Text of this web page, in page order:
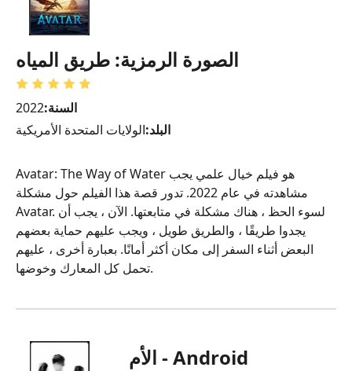
الصورة الرمزية: طريق المياه
السنة:2022
البلد:الولايات المتحدة الأمريكية
Avatar: The Way of Water هو فيلم خيال علمي يجب
مشاهدته في عام 2022. تدور قصة هذا الفيلم حول مشكلة
Avatar. لسوء الحظ ، هناك مشكلة في متابعتها. الآن ، يجب أن
يجدوا طريقًا ، والطريق طويل ، ويجب عليهم حماية بعضهم
البعض أثناء السفر إلى مكان أكثر أمانًا. بعبارة أخرى ، عليهم
تحمل كل المعارك وخوضها.
الأم - Android